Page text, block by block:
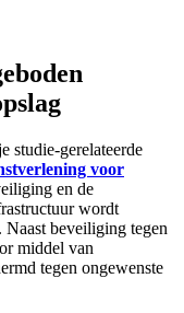
studie-gerelateerde
voor
en de
wordt
Naast beveiliging tegen
middel van
tegen ongewenste